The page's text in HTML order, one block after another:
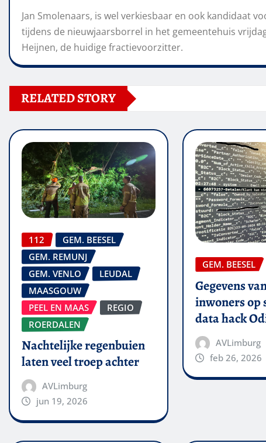
Jan Smolenaars, is wel verkiesbaar en ook kandidaat
tijdens de nieuwjaarsborrel in het gemeentehuis
Heijnen, de huidige fractievoorzitter.
RELATED STORY
112
GEM. BEESEL
GEM. REMUNJ
GEM. VENLO
LEUDAL
MAASGOUW
PEEL EN MAAS
REGIO
ROERDALEN
Nachtelijke regenbuien
laten veel troep achter
AVLimburg
jun 19, 2026
GEM. BEESEL
Gegevens
inwoners op
data hack
AVLimburg
feb 26, 2026